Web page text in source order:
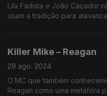
Lila Fadista e João Caçador
usam a tradição para
Killer Mike – Reagan
29 ago. 2024
O MC que também
Reagan como uma metáfora